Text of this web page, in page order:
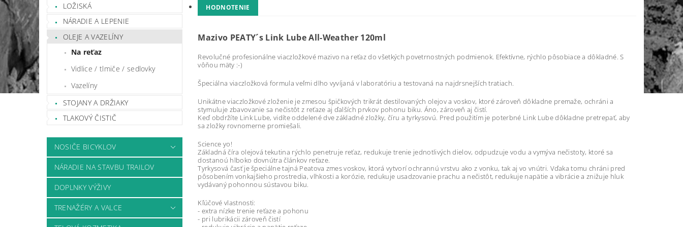
LOŽISKÁ
NÁRADIE A LEPENIE
OLEJE A VAZELÍNY
Na reťaz
Vidlice / tlmiče / sedlovky
Vazelíny
STOJANY A DRŽIAKY
TLAKOVÝ ČISTIČ
NOSIČE BICYKLOV
NÁRADIE NA STAVBU TRAILOV
DOPLNKY VÝŽIVY
TRENAŽÉRY A VALCE
HODNOTENIE
Mazivo PEATY´s Link Lube All-Weather 120ml
Revolučné profesionálne viaczložkové mazivo na reťaz do všetkých povetrnostných podmienok. Efektívne, rýchlo pôsobiace a dôkladné. S
vôňou mäty :-)
Špeciálna viaczložková formula veľmi dlho vyvíjaná v laboratóriu a testovaná na najdrsnejších tratiach.
Unikátne viaczložkové zloženie je zmesou špičkových trikrát destilovaných olejov a voskov, ktoré zároveň dôkladne premaže, ochráni a
stymuluje zbavovanie sa nečistôt z reťaze aj ďalších prvkov pohonu biku. Áno, zároveň aj čistí.
Keď obdržíte Link Lube, vidíte oddelené dve základné zložky, číru a tyrkysovú. Pred použitím je poterbné Link Lube dôkladne pretrepať, aby
sa zložky rovnomerne promiešali.
Science yo!
Základná číra olejová tekutina rýchlo penetruje reťaz, redukuje trenie jednotlivých dielov, odpudzuje vodu a vymýva nečistoty, ktoré sa
dostanoú hlboko dovnútra článkov reťaze.
Tyrkysová časť je špeciálne tajná Peatova zmes voskov, ktorá vytvorí ochrannú vrstvu ako z vonku, tak aj vo vnútri. Vďaka tomu chráni pred
pôsobením vonkajšieho prostredia, vlhkosti a korózie, redukuje usadzovanie prachu a nečistôt, redukuje napätie a vibrácie a znižuje hluk
vydávaný pohonnou sústavou biku.
Kľúčové vlastnosti:
- extra nízke trenie reťaze a pohonu
- pri lubrikácii zároveň čistí